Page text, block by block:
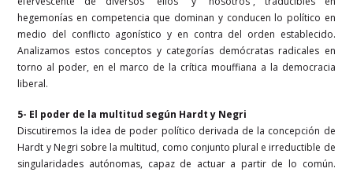
hegemonías en competencia que dominan y conducen lo político en
medio del conflicto agonístico y en contra del orden establecido.
Analizamos estos conceptos y categorías demócratas radicales en
torno al poder, en el marco de la crítica mouffiana a la democracia
liberal.
5- El poder de la multitud según Hardt y Negri
Discutiremos la idea de poder político derivada de la concepción de
Hardt y Negri sobre la multitud, como conjunto plural e irreductible de
singularidades autónomas, capaz de actuar a partir de lo común.